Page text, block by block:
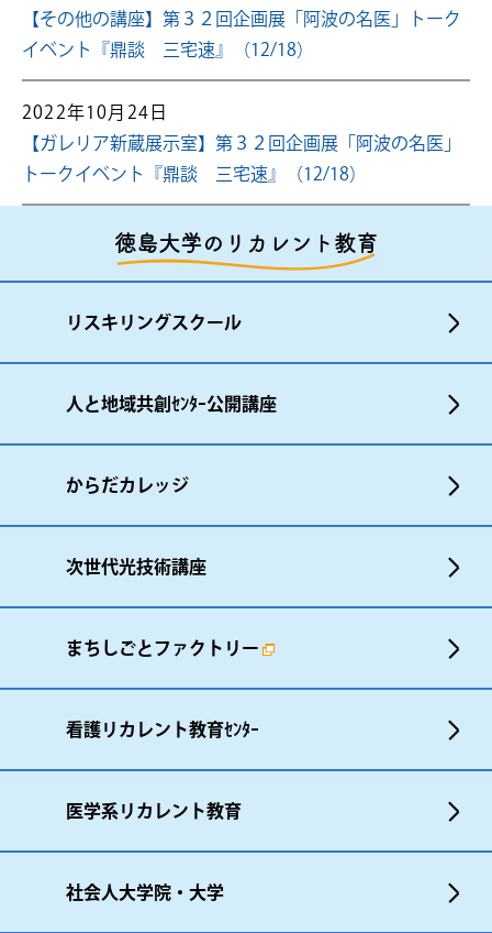
【その他の講座】第３２回企画展「阿波の名医」トーク
イベント『鼎談 三宅速』（12/18）
2022年10月24日
【ガレリア新蔵展示室】第３２回企画展「阿波の名医」
トークイベント『鼎談 三宅速』（12/18）
徳島大学のリカレント教育
リスキリングスクール
人と地域共創ｾﾝﾀｰ公開講座
からだカレッジ
次世代光技術講座
まちしごとファクトリー
看護リカレント教育ｾﾝﾀｰ
医学系リカレント教育
社会人大学院・大学